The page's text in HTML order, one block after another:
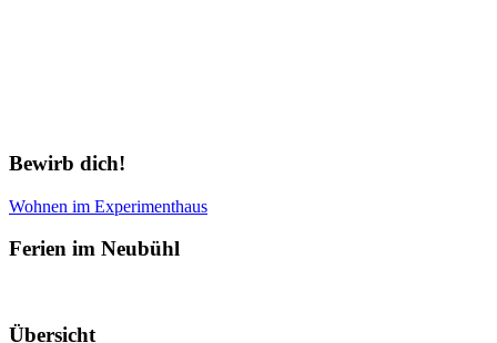
Bewirb dich!
Wohnen im Experimenthaus
Ferien im Neubühl
Übersicht